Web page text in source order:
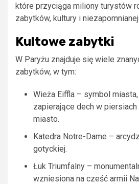
które przyciąga miliony turystów
zabytków, kultury i
Kultowe zabytki
W Paryżu znajduje się wiele
zabytków, w tym:
Wieża Eiffla – symbol
zapierające dech w piersiach
miasto.
Katedra Notre-Dame –
gotyckiej.
Łuk Triumfalny –
wzniesiona na cześć armii